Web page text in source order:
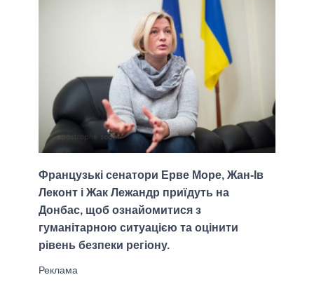
Французькі сенатори Ерве Море, Жан-Ів
Леконт і Жак Лежандр приїдуть на
Донбас, щоб ознайомитися з
гуманітарною ситуацією та оцінити
рівень безпеки регіону.